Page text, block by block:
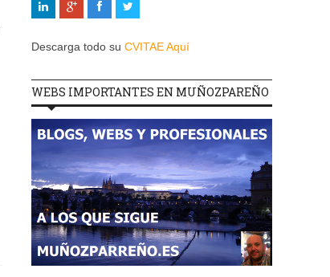
Descarga todo su CVITAE Aquí
WEBS IMPORTANTES EN MUÑOZPAREÑO